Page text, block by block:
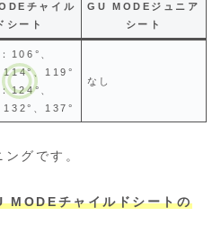
チャイル
シート
GU MODEジュニア
シート
106°、
114°、119°
124°、
132°、137°
なし
グです。
MODEチャイルドシートの